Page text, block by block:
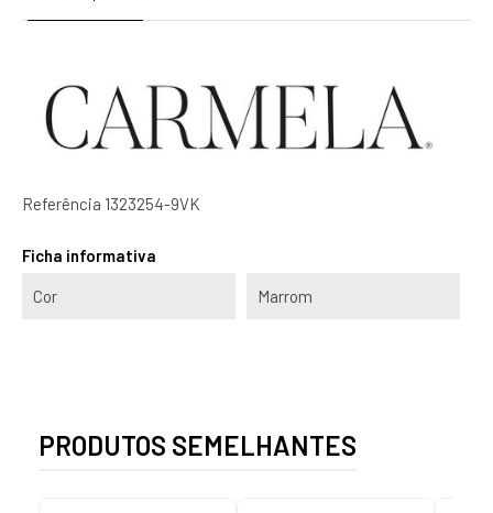
Referência 1323254-9VK
Ficha informativa
Cor Marrom
PRODUTOS SEMELHANTES